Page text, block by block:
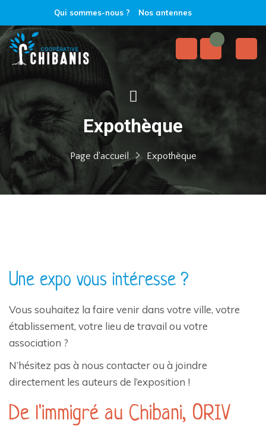
Qui sommes-nous ? Nos antennes
Expothèque
Page d'accueil Expothèque
Une expo vous intéresse ?
Vous souhaitez la faire venir dans votre ville, votre
établissement, votre lieu de travail ou votre
association ?
N’hésitez pas à nous contacter ou à joindre
directement les auteurs de l’exposition !
De l'immigré au Chibani, ORIV